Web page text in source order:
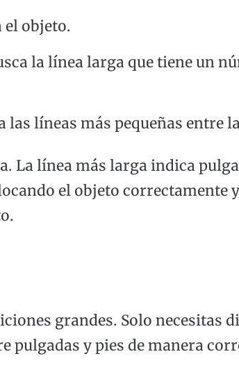
el objeto.
la línea larga que tiene un
líneas más pequeñas entre
La línea más larga indica
el objeto correctamente
grandes. Solo necesitas
pulgadas y pies de manera